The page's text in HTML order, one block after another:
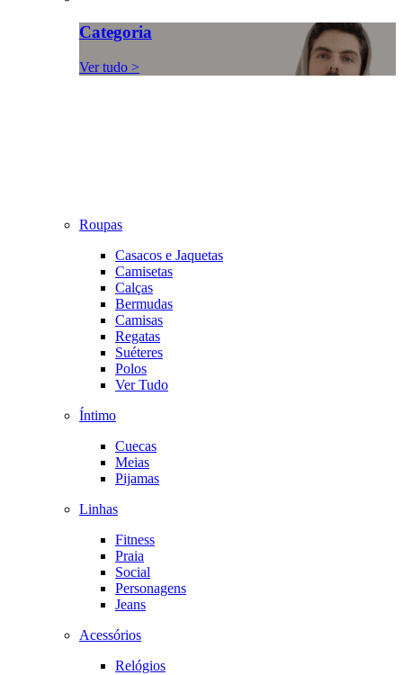
Categoria
Ver tudo >
Roupas
Casacos e Jaquetas
Camisetas
Calças
Bermudas
Camisas
Regatas
Suéteres
Polos
Ver Tudo
Íntimo
Cuecas
Meias
Pijamas
Linhas
Fitness
Praia
Social
Personagens
Jeans
Acessórios
Relógios